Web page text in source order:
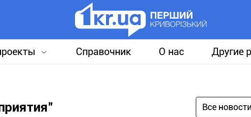
Справочник О нас Другие
Все